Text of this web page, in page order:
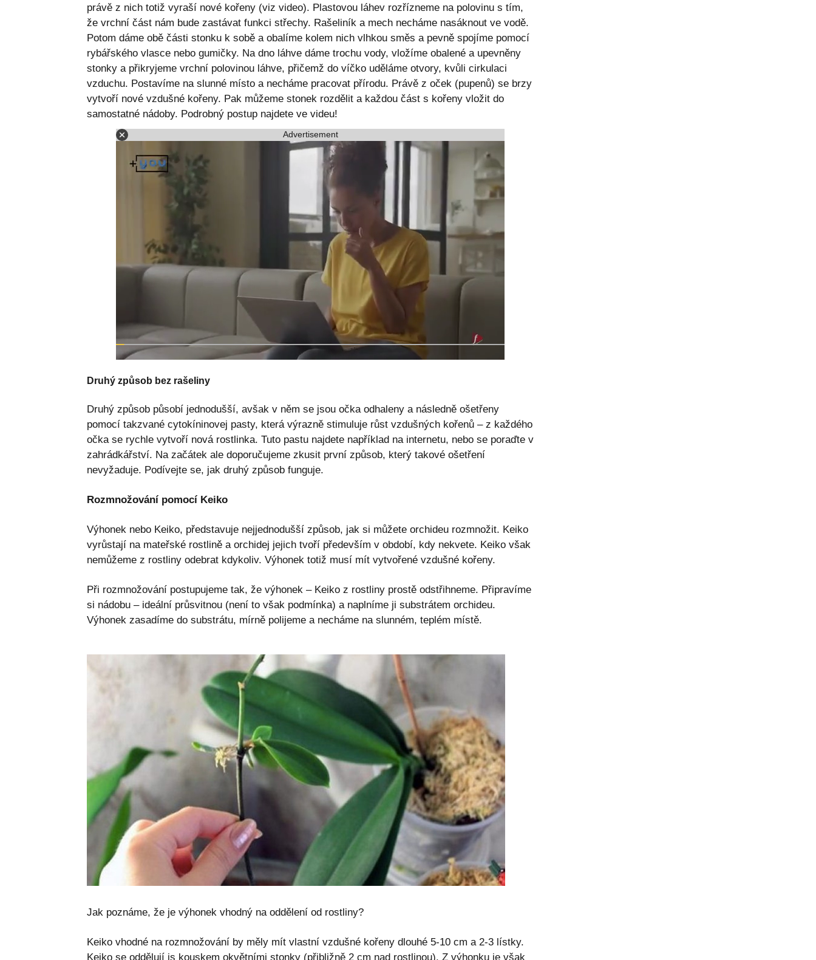
právě z nich totiž vyraší nové kořeny (viz video). Plastovou láhev rozřízneme na polovinu s tím,
že vrchní část nám bude zastávat funkci střechy. Rašeliník a mech necháme nasáknout ve vodě.
Potom dáme obě části stonku k sobě a obalíme kolem nich vlhkou směs a pevně spojíme pomocí
rybářského vlasce nebo gumičky. Na dno láhve dáme trochu vody, vložíme obalené a upevněny
stonky a přikryjeme vrchní polovinou láhve, přičemž do víčko uděláme otvory, kvůli cirkulaci
vzduchu. Postavíme na slunné místo a necháme pracovat přírodu. Právě z oček (pupenů) se brzy
vytvoří nové vzdušné kořeny. Pak můžeme stonek rozdělit a každou část s kořeny vložit do
samostatné nádoby. Podrobný postup najdete ve videu!
Advertisement
Druhý způsob bez rašeliny
Druhý způsob působí jednodušší, avšak v něm se jsou očka odhaleny a následně ošetřeny
pomocí takzvané cytokíninovej pasty, která výrazně stimuluje růst vzdušných kořenů – z každého
očka se rychle vytvoří nová rostlinka. Tuto pastu najdete například na internetu, nebo se poraďte v
zahrádkářství. Na začátek ale doporučujeme zkusit první způsob, který takové ošetření
nevyžaduje. Podívejte se, jak druhý způsob funguje.
Rozmnožování pomocí Keiko
Výhonek nebo Keiko, představuje nejjednodušší způsob, jak si můžete orchideu rozmnožit. Keiko
vyrůstají na mateřské rostlině a orchidej jejich tvoří především v období, kdy nekvete. Keiko však
nemůžeme z rostliny odebrat kdykoliv. Výhonek totiž musí mít vytvořené vzdušné kořeny.
Při rozmnožování postupujeme tak, že výhonek – Keiko z rostliny prostě odstřihneme. Připravíme
si nádobu – ideální průsvitnou (není to však podmínka) a naplníme ji substrátem orchideu.
Výhonek zasadíme do substrátu, mírně polijeme a necháme na slunném, teplém místě.
Jak poznáme, že je výhonek vhodný na oddělení od rostliny?
Keiko vhodné na rozmnožování by měly mít vlastní vzdušné kořeny dlouhé 5-10 cm a 2-3 lístky.
Keiko se oddělují is kouskem okvětními stonky (přibližně 2 cm nad rostlinou). Z výhonku je však